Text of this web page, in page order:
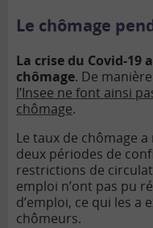
Le chômage
La crise du Covid-19
chômage. De
l’Insee ne font ainsi
chômage.
Le taux de chômage
deux périodes de
restrictions de
emploi n’ont pas pu
d’emploi, ce qui les a
chômeurs.